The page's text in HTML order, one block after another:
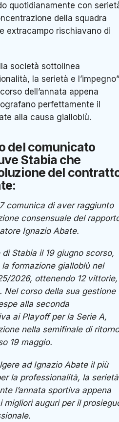
quotidianamente con
della squadra
extracampo rischiavano di
società sottolinea
la serietà e l’impegno”
dell’annata appena
perfettamente il
alla causa gialloblù.
del comunicato
Stabia che
del
comunica di aver raggiunto
consensuale del
Ignazio Abate.
Stabia il 19 giugno scorso,
formazione gialloblù nel
2026, ottenendo 12 vittorie,
Nel corso della sua gestione
alla seconda
ai Playoff per la Serie A,
nella semifinale di ritorno
19 maggio.
ad Ignazio Abate il più
la professionalità, la serietà
l’annata sportiva appena
migliori auguri per il